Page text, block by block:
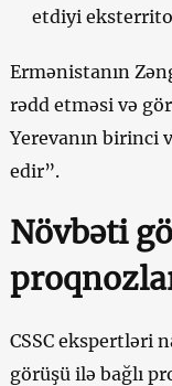
etdiyi
Ermənistanın
rədd etməsi və
Yerevanın birinci
edir”.
Növbəti
CSSC ekspertləri
görüşü ilə bağlı